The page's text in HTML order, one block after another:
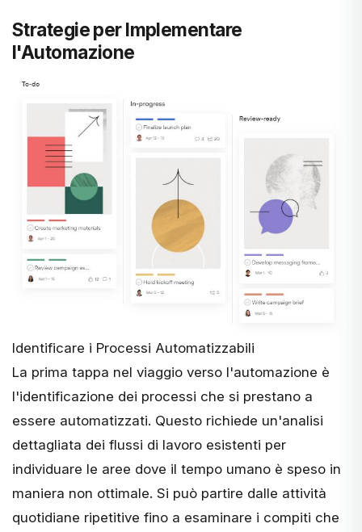
Strategie per Implementare
l'Automazione
Identificare i Processi Automatizzabili
La prima tappa nel viaggio verso l'automazione è
l'identificazione dei processi che si prestano a
essere automatizzati. Questo richiede un'analisi
dettagliata dei flussi di lavoro esistenti per
individuare le aree dove il tempo umano è speso in
maniera non ottimale. Si può partire dalle attività
quotidiane ripetitive fino a esaminare i compiti che